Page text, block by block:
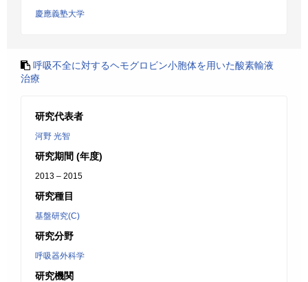
慶應義塾大学
呼吸不全に対するヘモグロビン小胞体を用いた酸素輸液
治療
研究代表者
河野 光智
研究期間 (年度)
2013 – 2015
研究種目
基盤研究(C)
研究分野
呼吸器外科学
研究機関